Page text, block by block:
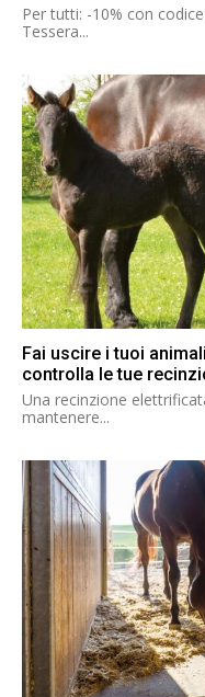
Per tutti: -10% con
Tessera...
Fai uscire i tuoi
controlla le tue
Una recinzione
mantenere...